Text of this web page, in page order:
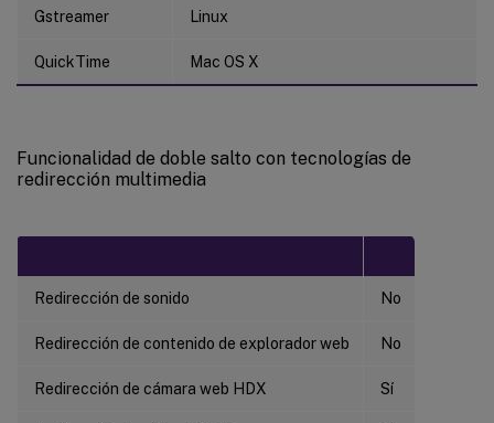
Gstreamer Linux
QuickTime Mac OS X
Funcionalidad de doble salto con tecnologías de
redirección multimedia
Redirección de sonido No
Redirección de contenido de explorador web No
Redirección de cámara web HDX Sí